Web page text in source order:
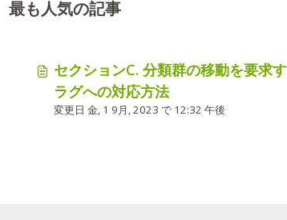
最も人気の記事
セクションC. 分類群の移動を要求
ラグへの対応方法
変更日 金, 1 9月, 2023 で 12:32 午後